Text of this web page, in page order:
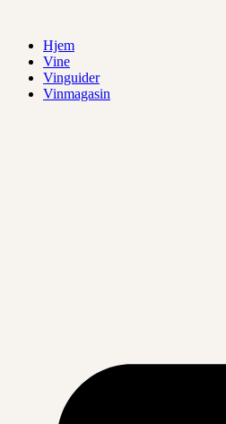
indholdHjem
Vine
Vinguider
Vinmagasin